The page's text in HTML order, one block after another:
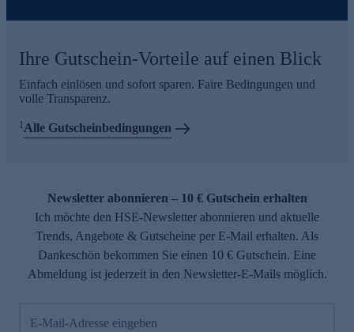
Ihre Gutschein-Vorteile auf einen Blick
Einfach einlösen und sofort sparen. Faire Bedingungen und
volle Transparenz.
1Alle Gutscheinbedingungen
Newsletter abonnieren – 10 € Gutschein erhalten
Ich möchte den HSE-Newsletter abonnieren und aktuelle
Trends, Angebote & Gutscheine per E-Mail erhalten. Als
Dankeschön bekommen Sie einen 10 € Gutschein. Eine
Abmeldung ist jederzeit in den Newsletter-E-Mails möglich.
E-Mail-Adresse eingeben